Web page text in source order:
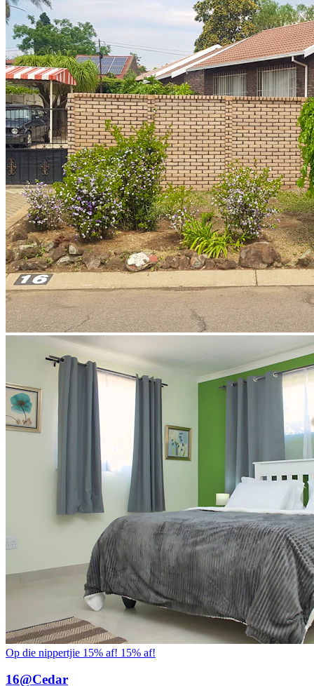
Op die nippertjie 15% af! 15% af!
16@Cedar